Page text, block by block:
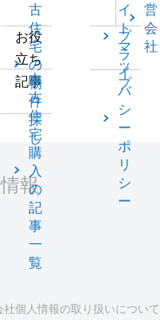
古
住
宅
の
物
件
探
し
お役
立ち
記事
中
古
住
宅
購
入
の
記
事
一
覧
イ
ト
マ
ッ
プ
営
会
社
プ
ラ
イ
バ
シ
ー
ポ
リ
シ
ー
報
社個人情報の取り扱いについて